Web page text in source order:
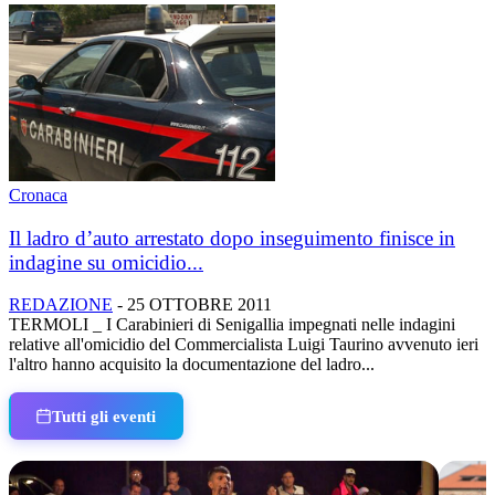
Cronaca
Il ladro d’auto arrestato dopo inseguimento finisce in
indagine su omicidio...
REDAZIONE - 25 OTTOBRE 2011
TERMOLI _ I Carabinieri di Senigallia impegnati nelle indagini
relative all'omicidio del Commercialista Luigi Taurino avvenuto ieri
l'altro hanno acquisito la documentazione del ladro...
Tutti gli eventi